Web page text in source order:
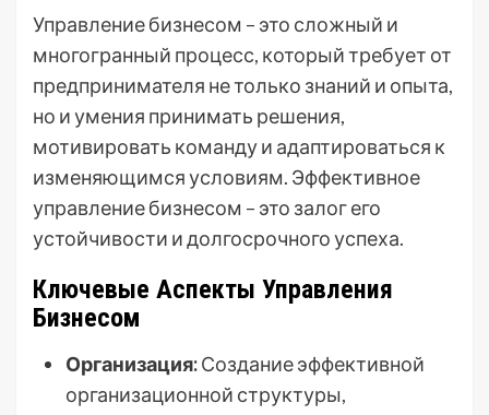
Управление бизнесом – это сложный и
многогранный процесс, который требует от
предпринимателя не только знаний и опыта,
но и умения принимать решения,
мотивировать команду и адаптироваться к
изменяющимся условиям. Эффективное
управление бизнесом – это залог его
устойчивости и долгосрочного успеха.
Ключевые Аспекты Управления
Бизнесом
Организация:Создание эффективной
организационной структуры,